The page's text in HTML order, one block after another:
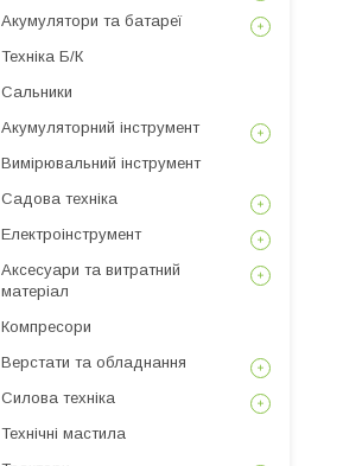
Акумулятори та батареї
Техніка Б/К
Сальники
Акумуляторний інструмент
Вимірювальний інструмент
Садова техніка
Електроінструмент
Аксесуари та витратний
матеріал
Компресори
Верстати та обладнання
Силова техніка
Технічні мастила